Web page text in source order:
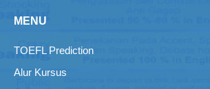
MENU
TOEFL Prediction
Alur Kursus